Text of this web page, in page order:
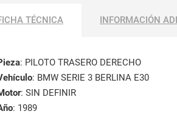
TÉCNICA INFORMACIÓN
: PILOTO TRASERO DERECHO
: BMW SERIE 3 BERLINA E30
: SIN DEFINIR
: 1989